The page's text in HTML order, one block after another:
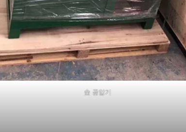
숯 공압기